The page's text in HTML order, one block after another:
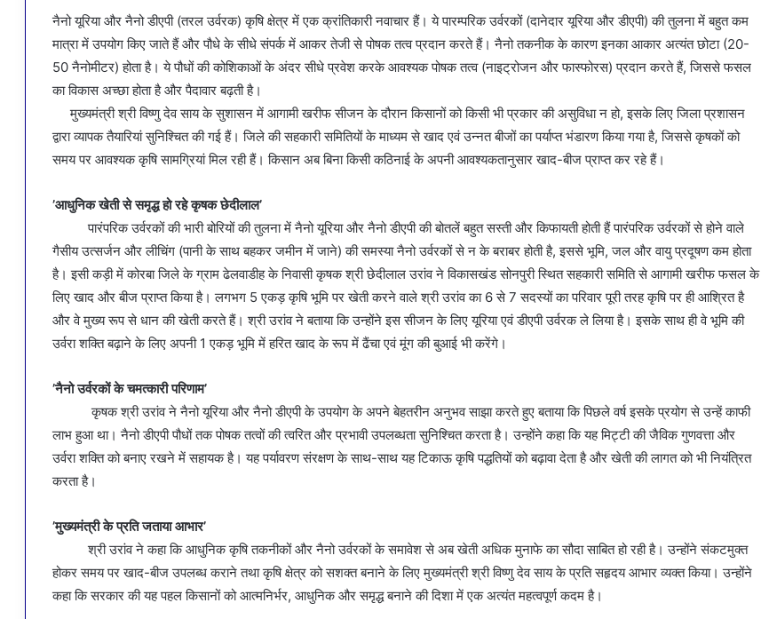
नैनो यूरिया और नैनो डीएपी (तरल उर्वरक) कृषि क्षेत्र में एक क्रांतिकारी नवाचार हैं। ये पारम्परिक उर्वरकों (दानेदार यूरिया और डीएपी) की तुलना में बहुत कम
मात्रा में उपयोग किए जाते हैं और पौधे के सीधे संपर्क में आकर तेजी से पोषक तत्व प्रदान करते हैं। नैनो तकनीक के कारण इनका आकार अत्यंत छोटा (20-
50 नैनोमीटर) होता है। ये पौधों की कोशिकाओं के अंदर सीधे प्रवेश करके आवश्यक पोषक तत्व (नाइट्रोजन और फास्फोरस) प्रदान करते हैं, जिससे फसल
का विकास अच्छा होता है और पैदावार बढ़ती है।
मुख्यमंत्री श्री विष्णु देव साय के सुशासन में आगामी खरीफ सीजन के दौरान किसानों को किसी भी प्रकार की असुविधा न हो, इसके लिए जिला प्रशासन
द्वारा व्यापक तैयारियां सुनिश्चित की गई हैं। जिले की सहकारी समितियों के माध्यम से खाद एवं उन्नत बीजों का पर्याप्त भंडारण किया गया है, जिससे कृषकों को
समय पर आवश्यक कृषि सामग्रियां मिल रही हैं। किसान अब बिना किसी कठिनाई के अपनी आवश्यकतानुसार खाद-बीज प्राप्त कर रहे हैं।
’आधुनिक खेती से समृद्ध हो रहे कृषक छेदीलाल’
पारंपरिक उर्वरकों की भारी बोरियों की तुलना में नैनो यूरिया और नैनो डीएपी की बोतलें बहुत सस्ती और किफायती होती हैं पारंपरिक उर्वरकों से होने वाले
गैसीय उत्सर्जन और लीचिंग (पानी के साथ बहकर जमीन में जाने) की समस्या नैनो उर्वरकों से न के बराबर होती है, इससे भूमि, जल और वायु प्रदूषण कम होता
है। इसी कड़ी में कोरबा जिले के ग्राम ढेलवाडीह के निवासी कृषक श्री छेदीलाल उरांव ने विकासखंड सोनपुरी स्थित सहकारी समिति से आगामी खरीफ फसल के
लिए खाद और बीज प्राप्त किया है। लगभग 5 एकड़ कृषि भूमि पर खेती करने वाले श्री उरांव का 6 से 7 सदस्यों का परिवार पूरी तरह कृषि पर ही आश्रित है
और वे मुख्य रूप से धान की खेती करते हैं। श्री उरांव ने बताया कि उन्होंने इस सीजन के लिए यूरिया एवं डीएपी उर्वरक ले लिया है। इसके साथ ही वे भूमि की
उर्वरा शक्ति बढ़ाने के लिए अपनी 1 एकड़ भूमि में हरित खाद के रूप में ढैंचा एवं मूंग की बुआई भी करेंगे।
’नैनो उर्वरकों के चमत्कारी परिणाम’
कृषक श्री उरांव ने नैनो यूरिया और नैनो डीएपी के उपयोग के अपने बेहतरीन अनुभव साझा करते हुए बताया कि पिछले वर्ष इसके प्रयोग से उन्हें काफी
लाभ हुआ था। नैनो डीएपी पौधों तक पोषक तत्वों की त्वरित और प्रभावी उपलब्धता सुनिश्चित करता है। उन्होंने कहा कि यह मिट्टी की जैविक गुणवत्ता और
उर्वरा शक्ति को बनाए रखने में सहायक है। यह पर्यावरण संरक्षण के साथ-साथ यह टिकाऊ कृषि पद्धतियों को बढ़ावा देता है और खेती की लागत को भी नियंत्रित
करता है।
’मुख्यमंत्री के प्रति जताया आभार’
श्री उरांव ने कहा कि आधुनिक कृषि तकनीकों और नैनो उर्वरकों के समावेश से अब खेती अधिक मुनाफे का सौदा साबित हो रही है। उन्होंने संकटमुक्त
होकर समय पर खाद-बीज उपलब्ध कराने तथा कृषि क्षेत्र को सशक्त बनाने के लिए मुख्यमंत्री श्री विष्णु देव साय के प्रति सहृदय आभार व्यक्त किया। उन्होंने
कहा कि सरकार की यह पहल किसानों को आत्मनिर्भर, आधुनिक और समृद्ध बनाने की दिशा में एक अत्यंत महत्वपूर्ण कदम है।